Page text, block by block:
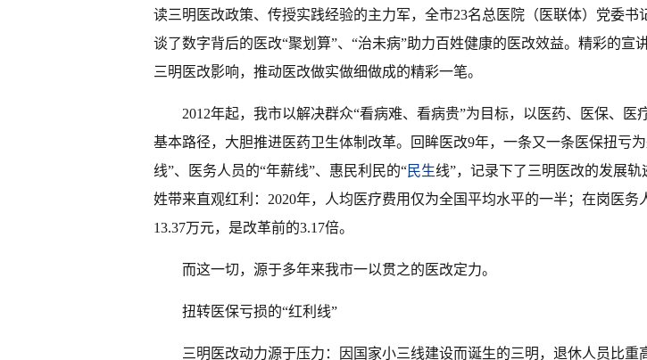
读三明医改政策、传授实践经验的主力军，全市23名总医院（医联体）党委书
谈了数字背后的医改“聚划算”、“治未病”助力百姓健康的医改效益。精彩的宣
三明医改影响，推动医改做实做细做成的精彩一笔。
2012年起，我市以解决群众“看病难、看病贵”为目标，以医药、医保、医
基本路径，大胆推进医药卫生体制改革。回眸医改9年，一条又一条医保扭亏为
线”、医务人员的“年薪线”、惠民利民的“民生线”，记录下了三明医改的发展轨
姓带来直观红利：2020年，人均医疗费用仅为全国平均水平的一半；在岗医务
13.37万元，是改革前的3.17倍。
而这一切，源于多年来我市一以贯之的医改定力。
扭转医保亏损的“红利线”
三明医改动力源于压力：因国家小三线建设而诞生的三明，退休人员比重